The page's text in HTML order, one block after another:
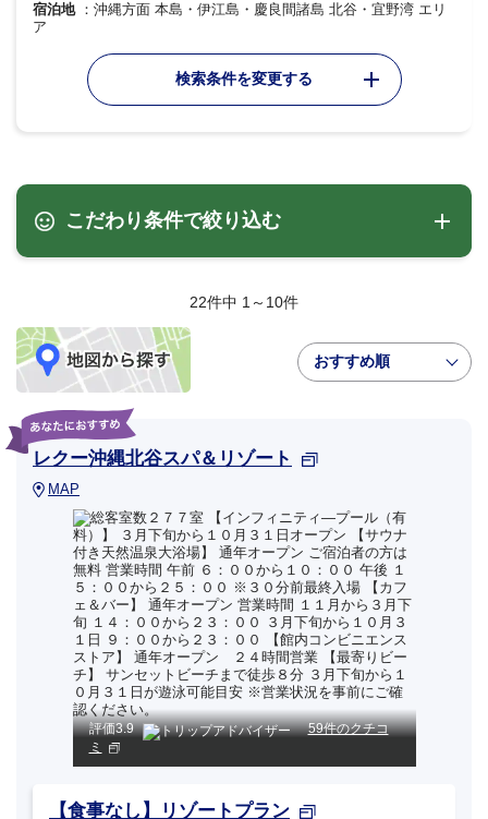
宿泊地
沖縄方面 本島・伊江島・慶良間諸島 北谷・宜野湾 エリ
ア
検索条件を変更する
こだわり条件で絞り込む
22件中 1～10件
おすすめ順
レクー沖縄北谷スパ＆リゾート
MAP
評価3.9
59件のクチコ
ミ
【食事なし】リゾートプラン